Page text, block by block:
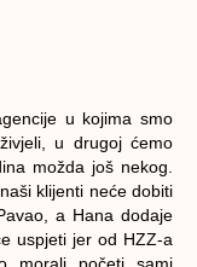
u kojima smo
u drugoj ćemo
možda još nekog.
klijenti neće dobiti
a Hana dodaje
uspjeti jer od HZZ-a